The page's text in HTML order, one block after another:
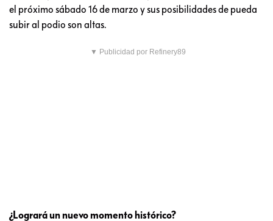
el próximo sábado 16 de marzo y sus posibilidades de pueda
subir al podio son altas.
▼ Publicidad por Refinery89
¿Logrará un nuevo momento histórico?